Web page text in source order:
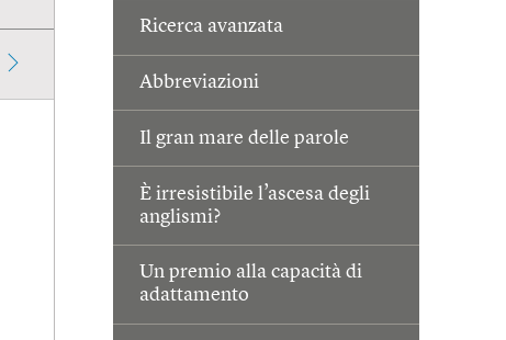
Ricerca avanzata
Abbreviazioni
Il gran mare delle parole
È irresistibile l’ascesa degli
anglismi?
Un premio alla capacità di
adattamento